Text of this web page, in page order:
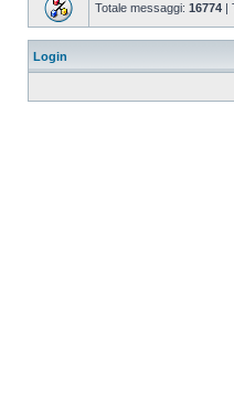
Totale messaggi: 16774 |
Login